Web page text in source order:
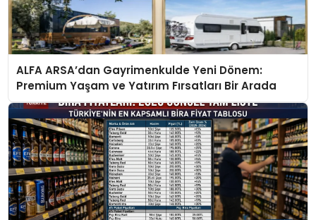
ALFA ARSA’dan Gayrimenkulde Yeni Dönem:
Premium Yaşam ve Yatırım Fırsatları Bir Arada